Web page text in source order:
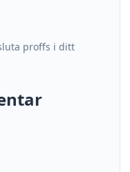
proffs i ditt